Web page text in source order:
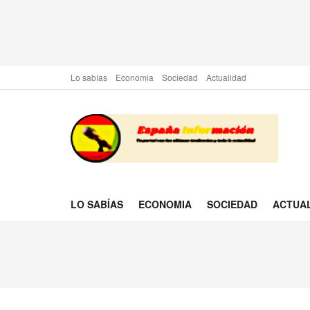
Lo sabías Economia Sociedad Actualidad
LO SABÍAS ECONOMIA SOCIEDAD